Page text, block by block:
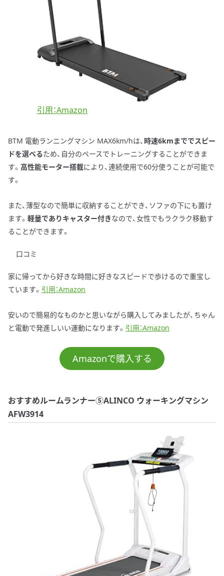
引用：Amazon
BTM 電動ランニングマシン MAX6km/hは、 時速6kmまででスピー
ドを選べるため、自分のペースでトレーニングすることができま
す。 高性能モーター搭載により、連続使用で60分使うことが可能で
す。
また、薄型なので簡単に収納することができ、ソファの下にも置け
ます。 軽量でありキャスター付きなので、女性でもラクラク移動す
ることができます。
口コミ
家に帰ってから好きな時間に好きなスピードで歩けるので重宝し
ています。 引用：Amazon
安いので簡易的なものかと思いながら購入してみましたが、ちゃん
と電動で発進しいい運動になります。 引用：Amazon
Amazonで購入する
おすすめルームランナー⑤ALINCO ウォーキングマシン
AFW3914